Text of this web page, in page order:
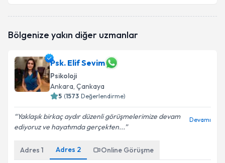
oluşturun. Size bu uzmandan randevu almanız için bir
E-posta Adresiniz
Kişisel verilerimin işlenmesine ilişkinAydınlatma
Metni'ni okudum ve kişisel verilerimin belirtilen
Bölgenize yakın diğer uzmanlar
Psk. Elif Sevim
Psikoloji
Ankara, Çankaya
5 (1573 Değerlendirme)
Yaklaşık birkaç aydır düzenli görüşmelerimize devam
ediyoruz ve hayatımda gerçekten...
Devamı
Adres 1 Adres 2 Online Görüşme